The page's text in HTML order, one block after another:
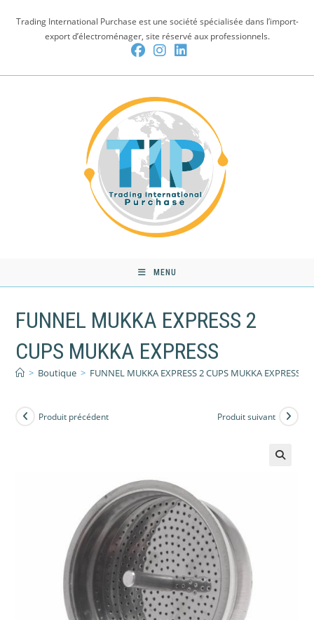
Trading International Purchase est une société spécialisée dans l’import-
export d’électroménager, site réservé aux professionnels.
MENU
FUNNEL MUKKA EXPRESS 2
CUPS MUKKA EXPRESS
> Boutique > FUNNEL MUKKA EXPRESS 2 CUPS MUKKA EXPRESS
Produit précédent Produit suivant